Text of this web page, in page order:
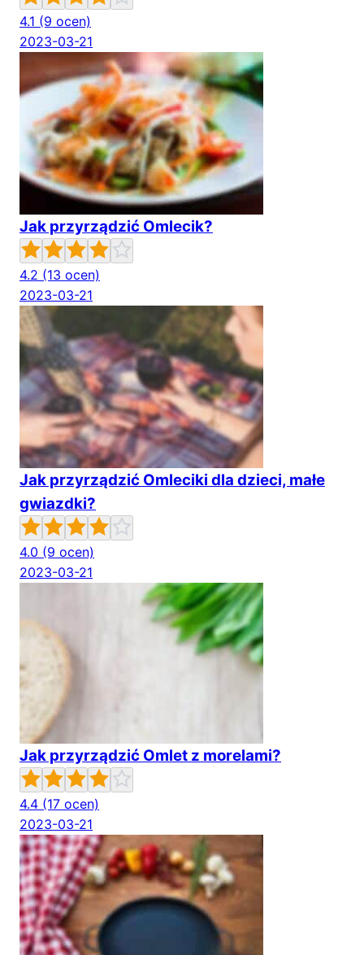
4.1 (9 ocen)
2023-03-21
Jak przyrządzić Omlecik?
4.2 (13 ocen)
2023-03-21
Jak przyrządzić Omleciki dla dzieci, małe
gwiazdki?
4.0 (9 ocen)
2023-03-21
Jak przyrządzić Omlet z morelami?
4.4 (17 ocen)
2023-03-21